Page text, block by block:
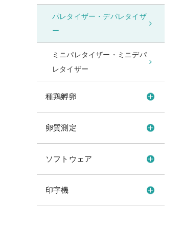
パレタイザー・デパレタイザ
ー
ミニパレタイザー・ミニデパ
レタイザー
種鶏孵卵
卵質測定
ソフトウェア
印字機